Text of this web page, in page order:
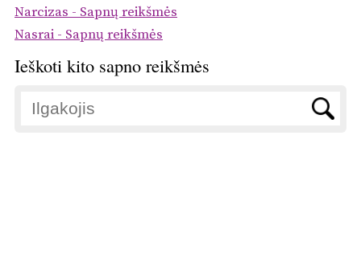
Narcizas - Sapnų reikšmės
Nasrai - Sapnų reikšmės
Ieškoti kito sapno reikšmės